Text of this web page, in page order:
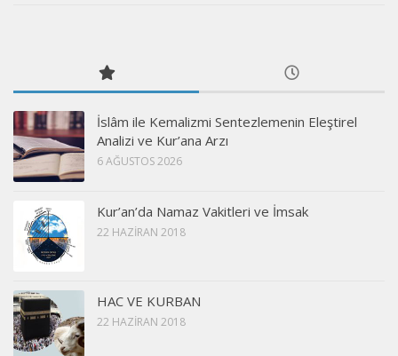
İslâm ile Kemalizmi Sentezlemenin Eleştirel
Analizi ve Kur’ana Arzı
6 AĞUSTOS 2026
Kur’an’da Namaz Vakitleri ve İmsak
22 HAZIRAN 2018
HAC VE KURBAN
22 HAZIRAN 2018